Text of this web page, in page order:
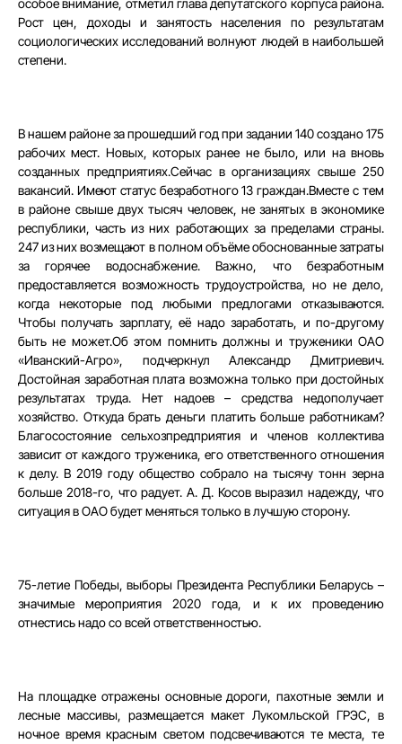
особое внимание, отметил глава депутатского корпуса района.
Рост цен, доходы и занятость населения по результатам
социологических исследований волнуют людей в наибольшей
степени.
В нашем районе за прошедший год при задании 140 создано 175
рабочих мест. Новых, которых ранее не было, или на вновь
созданных предприятиях.Сейчас в организациях свыше 250
вакансий. Имеют статус безработного 13 граждан.Вместе с тем
в районе свыше двух тысяч человек, не занятых в экономике
республики, часть из них работающих за пределами страны.
247 из них возмещают в полном объёме обоснованные затраты
за горячее водоснабжение. Важно, что безработным
предоставляется возможность трудоустройства, но не дело,
когда некоторые под любыми предлогами отказываются.
Чтобы получать зарплату, её надо заработать, и по-другому
быть не может.Об этом помнить должны и труженики ОАО
«Иванский-Агро», подчеркнул Александр Дмитриевич.
Достойная заработная плата возможна только при достойных
результатах труда. Нет надоев – средства недополучает
хозяйство. Откуда брать деньги платить больше работникам?
Благосостояние сельхозпредприятия и членов коллектива
зависит от каждого труженика, его ответственного отношения
к делу. В 2019 году общество собрало на тысячу тонн зерна
больше 2018-го, что радует. А. Д. Косов выразил надежду, что
ситуация в ОАО будет меняться только в лучшую сторону.
75-летие Победы, выборы Президента Республики Беларусь –
значимые мероприятия 2020 года, и к их проведению
отнестись надо со всей ответственностью.
На площадке отражены основные дороги, пахотные земли и
лесные массивы, размещается макет Лукомльской ГРЭС, в
ночное время красным светом подсвечиваются те места, те